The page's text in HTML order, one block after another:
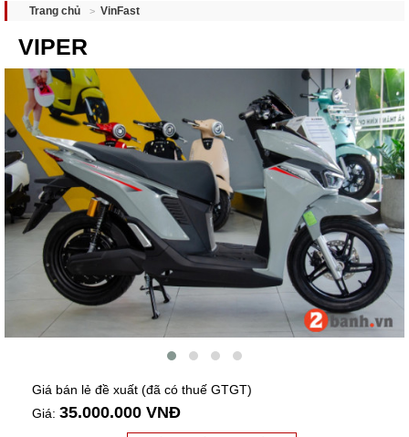
Trang chủ VinFast
VIPER
Giá bán lẻ đề xuất (đã có thuế GTGT)
Giá: 35.000.000 VNĐ